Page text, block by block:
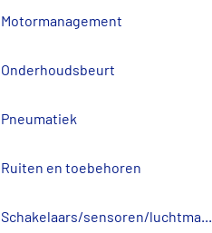
Motormanagement
Onderhoudsbeurt
Pneumatiek
Ruiten en toebehoren
Schakelaars/sensoren/luchtma...